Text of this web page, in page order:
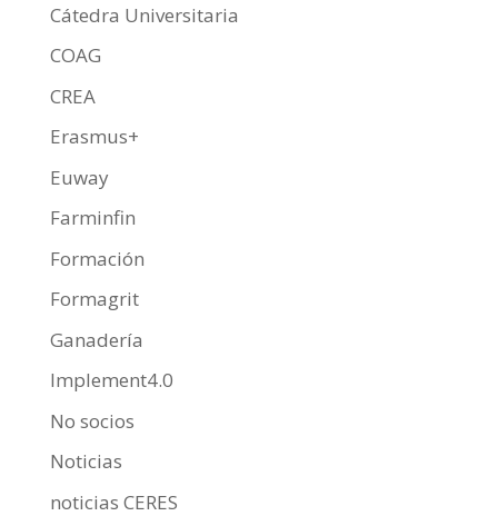
Cátedra Universitaria
COAG
CREA
Erasmus+
Euway
Farminfin
Formación
Formagrit
Ganadería
Implement4.0
No socios
Noticias
noticias CERES